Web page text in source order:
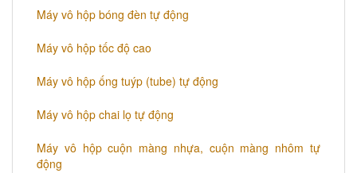
Máy vô hộp bóng đèn tự động
Máy vô hộp tốc độ cao
Máy vô hộp ống tuýp (tube) tự động
Máy vô hộp chai lọ tự động
Máy vô hộp cuộn màng nhựa, cuộn màng nhôm tự
động